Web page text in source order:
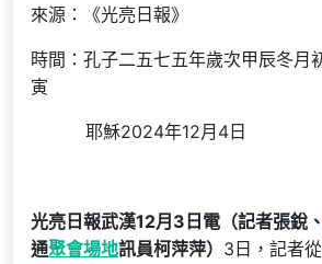
來源：《光亮日報》
時間：孔子二五七五年歲次甲辰冬月
寅
耶穌2024年12月4日
光亮日報武漢12月3日電（記者張銳、
通聚會場地訊員柯萍萍） 3日，記者